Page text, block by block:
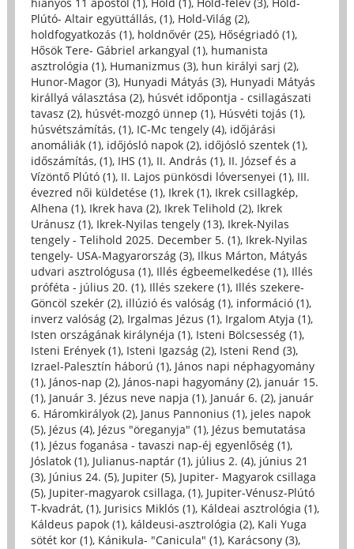
Plútó- Altair együttállás, (1), Hold-Világ (2),
holdfogyatkozás (1), holdnővér (25), Hőségriadó (1),
Hősök Tere- Gábriel arkangyal (1), humanista
asztrológia (1), Humanizmus (3), hun királyi sarj (2),
Hunor-Magor (3), Hunyadi Mátyás (3), Hunyadi Mátyás
királlyá választása (2), húsvét időpontja - csillagászati
tavasz (2), húsvét-mozgó ünnep (1), Húsvéti tojás (1),
húsvétszámítás, (1), IC-Mc tengely (4), időjárási
anomáliák (1), időjósló napok (2), időjósló szentek (1),
időszámítás, (1), IHS (1), II. András (1), II. József és a
Vízöntő Plútó (1), II. Lajos pünkösdi lóversenyei (1), III.
évezred női küldetése (1), Ikrek (1), Ikrek csillagkép,
Alhena (1), Ikrek hava (2), Ikrek Telihold (2), Ikrek
Uránusz (1), Ikrek-Nyilas tengely (13), Ikrek-Nyilas
tengely - Telihold 2025. December 5. (1), Ikrek-Nyilas
tengely- USA-Magyarország (3), Ilkus Márton, Mátyás
udvari asztrológusa (1), Illés égbeemelkedése (1), Illés
próféta - július 20. (1), Illés szekere (1), Illés szekere-
Göncöl szekér (2), illúzió és valóság (1), információ (1),
inverz valóság (2), Irgalmas Jézus (1), Irgalom Atyja (1),
Isten országának királynéja (1), Isteni Bölcsesség (1),
Isteni Erények (1), Isteni Igazság (2), Isteni Rend (3),
Izrael-Palesztín háború (1), János napi néphagyomány
(1), János-nap (2), János-napi hagyomány (2), január 15.
(1), Január 3. Jézus neve napja (1), Január 6. (2), január
6. Háromkirályok (2), Janus Pannonius (1), jeles napok
(5), Jézus (4), Jézus "öreganyja" (1), Jézus bemutatása
(1), Jézus foganása - tavaszi nap-éj egyenlőség (1),
Jóslatok (1), Julianus-naptár (1), július 2. (4), június 21
(3), Június 24. (5), Jupiter (5), Jupiter- Magyarok csillaga
(5), Jupiter-magyarok csillaga, (1), Jupiter-Vénusz-Plútó
T-kvadrát, (1), Jurisics Miklós (1), Káldeai asztrológia (1),
Káldeus papok (1), káldeusi-asztrológia (2), Kali Yuga
sötét kor (1), Kánikula- "Canicula" (1), Karácsony (3),